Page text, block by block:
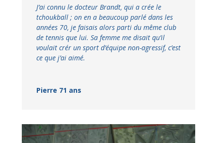
J’ai connu le docteur Brandt, qui a crée le
tchoukball ; on en a beaucoup parlé dans les
années 70, je faisais alors parti du même club
de tennis que lui. Sa femme me disait qu’il
voulait crér un sport d’équipe non-agressif, c’est
ce que j’ai aimé.
Pierre 71 ans